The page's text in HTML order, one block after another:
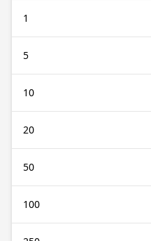
1
5
10
20
50
100